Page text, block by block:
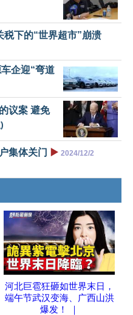
税下的“世界超市”崩溃
企迎“弯道
议案 避免
集体关门 ▶️ 2024/12/2
河北巨雹狂砸如世界末日，
端午节武汉变海、广西山洪
爆发！ ｜